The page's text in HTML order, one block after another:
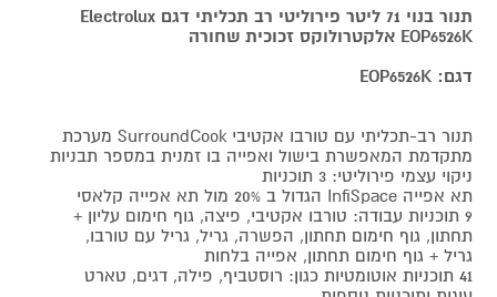
תנור בנוי 71 ליטר פירוליטי רב תכליתי דגם Electrolux
EOP6526K אלקטרולוקס זכוכית שחורה
דגם: EOP6526K
תנור רב-תכליתי עם טורבו אקטיבי SurroundCook מערכת
מתקדמת המאפשרת בישול ואפייה בו זמנית במספר תבניות
ניקוי עצמי פירוליטי: 3 תוכניות
תא אפייה InfiSpace הגדול ב 20% מול תא אפייה קלאסי
9 תוכניות עבודה: טורבו אקטיבי, פיצה, גוף חימום עליון +
תחתון, גוף חימום תחתון, הפשרה, גריל, גריל עם טורבו,
גריל + גוף חימום תחתון, אפייה בלחות
41 תוכניות אוטומטיות כגון: רוסטביף, פילה, דגים, טארט